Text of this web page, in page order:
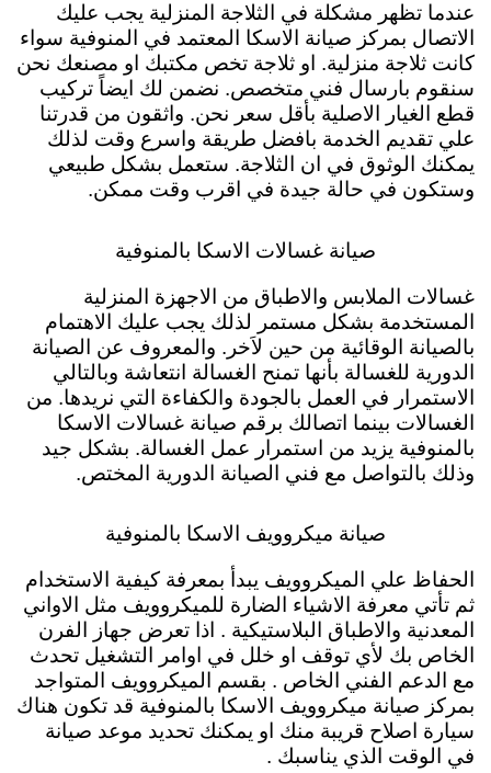
عندما تظهر مشكلة في الثلاجة المنزلية يجب عليك
الاتصال بمركز صيانة الاسكا المعتمد في المنوفية سواء
كانت ثلاجة منزلية. او ثلاجة تخص مكتبك او مصنعك نحن
سنقوم بارسال فني متخصص. نضمن لك ايضاً تركيب
قطع الغيار الاصلية بأقل سعر نحن. واثقون من قدرتنا
علي تقديم الخدمة بافضل طريقة واسرع وقت لذلك
يمكنك الوثوق في ان الثلاجة. ستعمل بشكل طبيعي
وستكون في حالة جيدة في اقرب وقت ممكن.
صيانة غسالات الاسكا بالمنوفية
غسالات الملابس والاطباق من الاجهزة المنزلية
المستخدمة بشكل مستمر لذلك يجب عليك الاهتمام
بالصيانة الوقائية من حين لاَخر. والمعروف عن الصيانة
الدورية للغسالة بأنها تمنح الغسالة انتعاشة وبالتالي
الاستمرار في العمل بالجودة والكفاءة التي نريدها. من
الغسالات بينما اتصالك برقم صيانة غسالات الاسكا
بالمنوفية يزيد من استمرار عمل الغسالة. بشكل جيد
وذلك بالتواصل مع فني الصيانة الدورية المختص.
صيانة ميكروويف الاسكا بالمنوفية
الحفاظ علي الميكروويف يبدأ بمعرفة كيفية الاستخدام
ثم تأتي معرفة الاشياء الضارة للميكروويف مثل الاواني
المعدنية والاطباق البلاستيكية . اذا تعرض جهاز الفرن
الخاص بك لأي توقف او خلل في اوامر التشغيل تحدث
مع الدعم الفني الخاص . بقسم الميكروويف المتواجد
بمركز صيانة ميكروويف الاسكا بالمنوفية قد تكون هناك
سيارة اصلاح قريبة منك او يمكنك تحديد موعد صيانة
في الوقت الذي يناسبك .